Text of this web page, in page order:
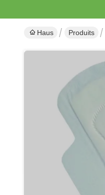
Haus Produits